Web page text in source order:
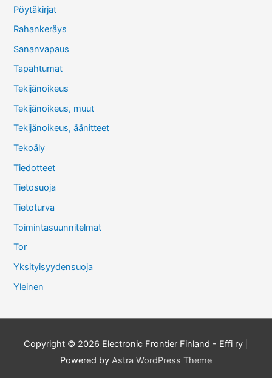
Pöytäkirjat
Rahankeräys
Sananvapaus
Tapahtumat
Tekijänoikeus
Tekijänoikeus, muut
Tekijänoikeus, äänitteet
Tekoäly
Tiedotteet
Tietosuoja
Tietoturva
Toimintasuunnitelmat
Tor
Yksityisyydensuoja
Yleinen
Copyright © 2026 Electronic Frontier Finland - Effi ry
Powered by Astra WordPress Theme